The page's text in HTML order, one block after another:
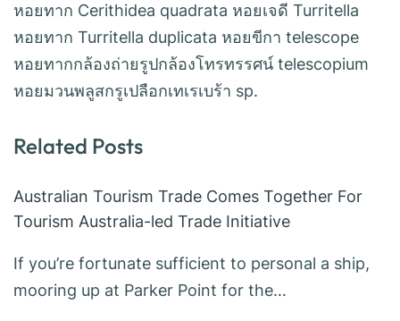
หอยทาก Cerithidea quadrata หอยเจดี Turritella
หอยทาก Turritella duplicata หอยขีกา telescope
หอยทากกล้องถ่ายรูปกล้องโทรทรรศน์ telescopium
หอยมวนพลูสกรูเปลือกเทเรเบร้า sp.
Related Posts
Australian Tourism Trade Comes Together For
Tourism Australia-led Trade Initiative
If you’re fortunate sufficient to personal a ship,
mooring up at Parker Point for the…